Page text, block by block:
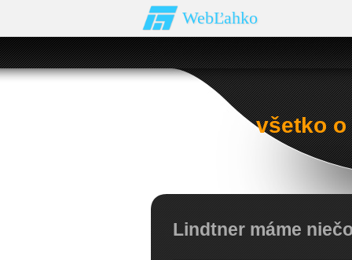
WebĽahko
všetko o
Lindtner máme